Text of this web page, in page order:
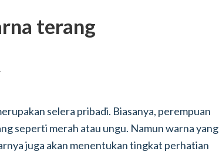
terang
selera pribadi. Biasanya, perempuan
seperti merah atau ungu. Namun warna yang
juga akan menentukan tingkat perhatian